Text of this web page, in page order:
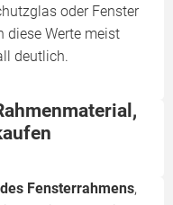
oder Fenster
diese Werte meist
deutlich.
Fensterrahmens,